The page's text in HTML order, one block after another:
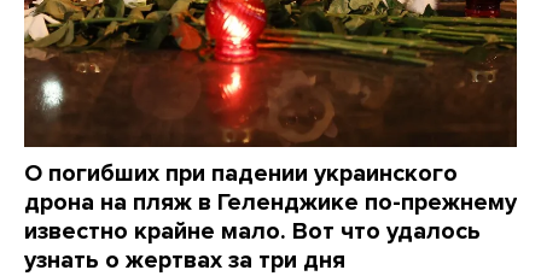
О погибших при падении украинского
дрона на пляж в Геленджике по-прежнему
известно крайне мало. Вот что удалось
узнать о жертвах за три дня